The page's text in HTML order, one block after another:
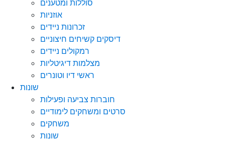
סוללות ומטענים
אוזניות
זכרונות ניידים
דיסקים קשיחים חיצוניים
רמקולים ניידים
מצלמות דיגיטליות
ראשי דיו וטונרים
שונות
חוברות צביעה ופעילות
סרטים ומשחקים לימודיים
משחקים
שונות